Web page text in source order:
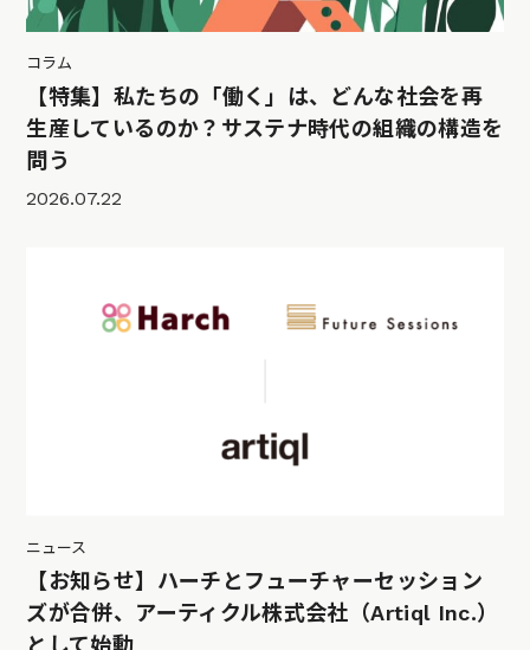
コラム
【特集】私たちの「働く」は、どんな社会を再
生産しているのか？サステナ時代の組織の構造を
問う
2026.07.22
ニュース
【お知らせ】ハーチとフューチャーセッション
ズが合併、アーティクル株式会社（Artiql Inc.）
として始動